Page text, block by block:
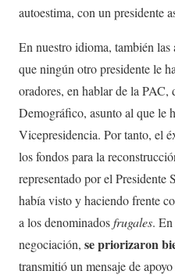
autoestima, con un presidente
En nuestro idioma, también las
que ningún otro presidente le
oradores, en hablar de la
Demográfico, asunto al que le
Vicepresidencia. Por tanto, el
los fondos para la
representado por el Presidente
había visto y haciendo frente
a los denominadosfrugales.
negociación, se priorizaron
transmitió un mensaje de